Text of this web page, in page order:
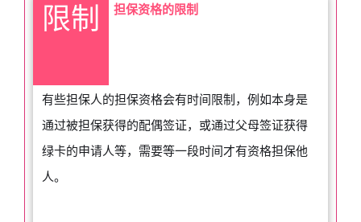
限制 担保资格的限制
有些担保人的担保资格会有时间限制，例如本身是
通过被担保获得的配偶签证，或通过父母签证获得
绿卡的申请人等，需要等一段时间才有资格担保他
人。